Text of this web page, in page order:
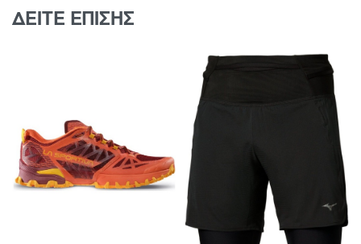
Υψομετρική διαφορά ενδιάμεσης σόλας: 8mm.
ΔΕΙΤΕ ΕΠΙΣΗΣ